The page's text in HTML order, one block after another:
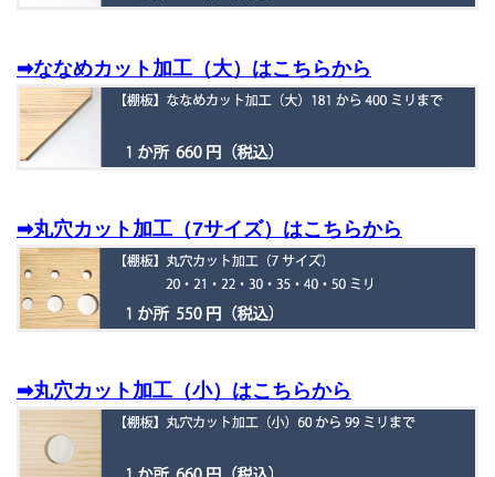
➡ななめカット加工（大）はこちらから
➡丸穴カット加工（7サイズ）はこちらから
➡丸穴カット加工（小）はこちらから